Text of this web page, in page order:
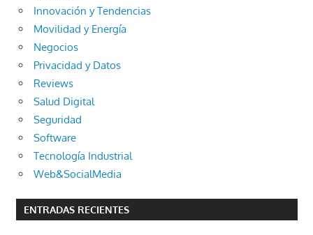
Innovación y Tendencias
Movilidad y Energía
Negocios
Privacidad y Datos
Reviews
Salud Digital
Seguridad
Software
Tecnología Industrial
Web&SocialMedia
ENTRADAS RECIENTES